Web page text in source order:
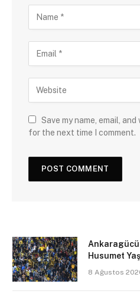
Save my name, email,
for the next time I comment.
Ankaragücü
Husumet
8 Ağustos